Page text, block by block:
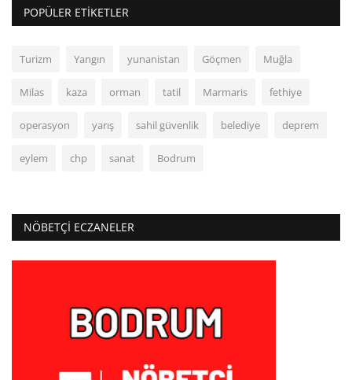
POPÜLER ETIKETLER
Turizm Yangın yunanistan Göçmen Muğla
Milas kaza orman tatil Marmaris fethiye
operasyon yarış sahil güvenlik belediye deprem
eylem chp sanat Bodrum
NÖBETÇI ECZANELER